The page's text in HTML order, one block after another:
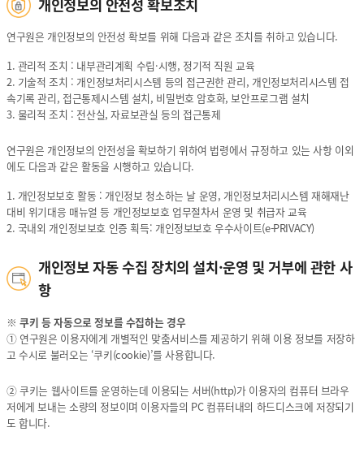
개인정보의 안전성 확보조치
연구원은 개인정보의 안전성 확보를 위해 다음과 같은 조치를 취하고 있습니다.
1. 관리적 조치 : 내부관리계획 수립·시행, 정기적 직원 교육
2. 기술적 조치 : 개인정보처리시스템 등의 접근권한 관리, 개인정보처리시스템 접
속기록 관리, 접근통제시스템 설치, 비밀번호 암호화, 보안프로그램 설치
3. 물리적 조치 : 전산실, 자료보관실 등의 접근통제
연구원은 개인정보의 안전성을 확보하기 위하여 법령에서 규정하고 있는 사항 이외
에도 다음과 같은 활동을 시행하고 있습니다.
1. 개인정보보호 활동 : 개인정보 청소하는 날 운영, 개인정보처리시스템 재해재난
대비 위기대응 매뉴얼 등 개인정보보호 업무절차서 운영 및 취급자 교육
2. 국내외 개인정보보호 인증 획득: 개인정보보호 우수사이트(e-PRIVACY)
개인정보 자동 수집 장치의 설치·운영 및 거부에 관한 사
항
※ 쿠키 등 자동으로 정보를 수집하는 경우
① 연구원은 이용자에게 개별적인 맞춤서비스를 제공하기 위해 이용 정보를 저장하
고 수시로 불러오는 ‘쿠키(cookie)’를 사용합니다.
② 쿠키는 웹사이트를 운영하는데 이용되는 서버(http)가 이용자의 컴퓨터 브라우
저에게 보내는 소량의 정보이며 이용자들의 PC 컴퓨터내의 하드디스크에 저장되기
도 합니다.